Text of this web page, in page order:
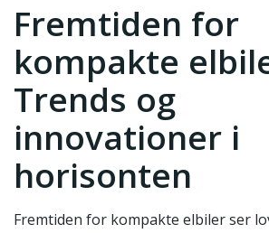
Fremtiden for
kompakte
Trends og
innovationer i
horisonten
Fremtiden for kompakte elbiler ser